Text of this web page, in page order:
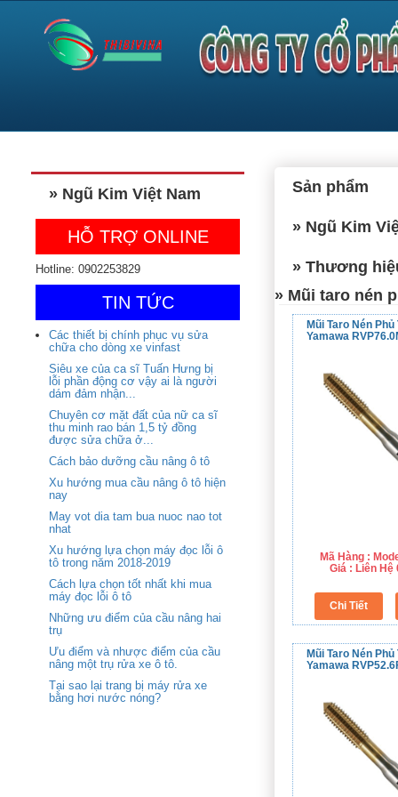
» Ngũ Kim Việt Nam
HỖ TRỢ ONLINE
Hotline: 0902253829
TIN TỨC
Các thiết bị chính phục vụ sửa
chữa cho dòng xe vinfast
Siêu xe của ca sĩ Tuấn Hưng bị
lỗi phần động cơ vậy ai là người
dám đảm nhận...
Chuyên cơ mặt đất của nữ ca sĩ
thu minh rao bán 1,5 tỷ đồng
được sửa chữa ở...
Cách bảo dưỡng cầu nâng ô tô
Xu hướng mua cầu nâng ô tô hiện
nay
May vot dia tam bua nuoc nao tot
nhat
Xu hướng lựa chọn máy đọc lỗi ô
tô trong năm 2018-2019
Cách lựa chọn tốt nhất khi mua
máy đọc lỗi ô tô
Những ưu điểm của cầu nâng hai
trụ
Ưu điểm và nhược điểm của cầu
nâng một trụ rửa xe ô tô.
Tại sao lại trang bị máy rửa xe
bằng hơi nước nóng?
Sản phẩm
» Ngũ Kim
» Thương
» Mũi taro nén
Mũi Taro Nén
Yamawa
Mã Hàng :
Giá : Liên Hệ
Mũi Taro Nén
Yamawa